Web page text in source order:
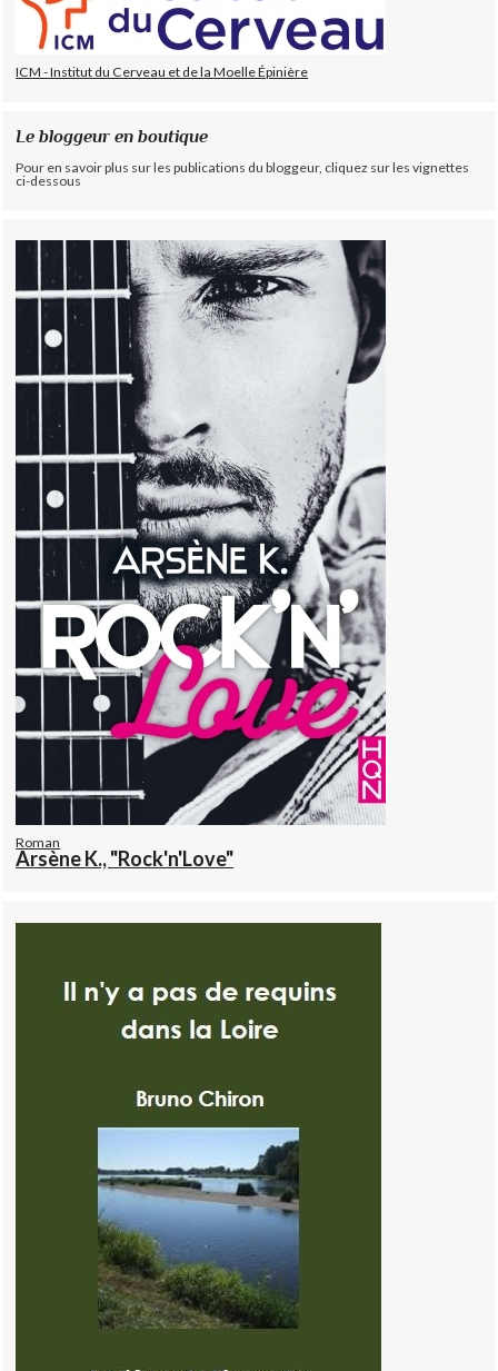
ICM - Institut du Cerveau et de la Moelle Épinière
Le bloggeur en boutique
Pour en savoir plus sur les publications du bloggeur, cliquez sur les vignettes
ci-dessous
Roman
Arsène K., "Rock'n'Love"